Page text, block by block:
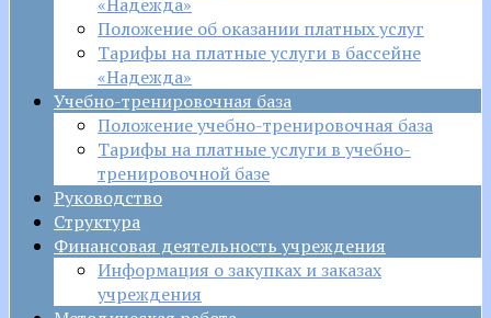
Положение об оказании платных услуг
Тарифы на платные услуги в бассейне
«Надежда»
Учебно-тренировочная база
Положение учебно-тренировочная база
Тарифы на платные услуги в учебно-
тренировочной базе
Руководство
Структура
Финансовая деятельность учреждения
Информация о закупках и заказах
учреждения